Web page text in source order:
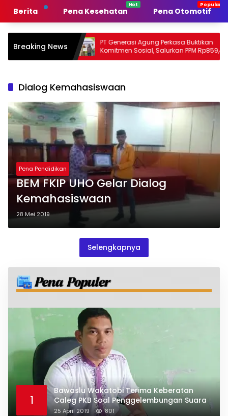
Berita Pena Kesehatan Pena Otomotif
Breaking News PT Generasi Agung Perkasa Buktikan
Komitmen Sosial, Salurkan PPM Rp859,4
Juta untuk Masyarakat Lingkar
Dialog Kemahasiswaan
Pena Pendidikan
BEM FKIP UHO Gelar Dialog
Kemahasiswaan
28 Mei 2019
Selengkapnya
1
Bawaslu Wakatobi Terima Keberatan
Caleg PKB Soal Penggelembungan Suara
25 April 2019 801